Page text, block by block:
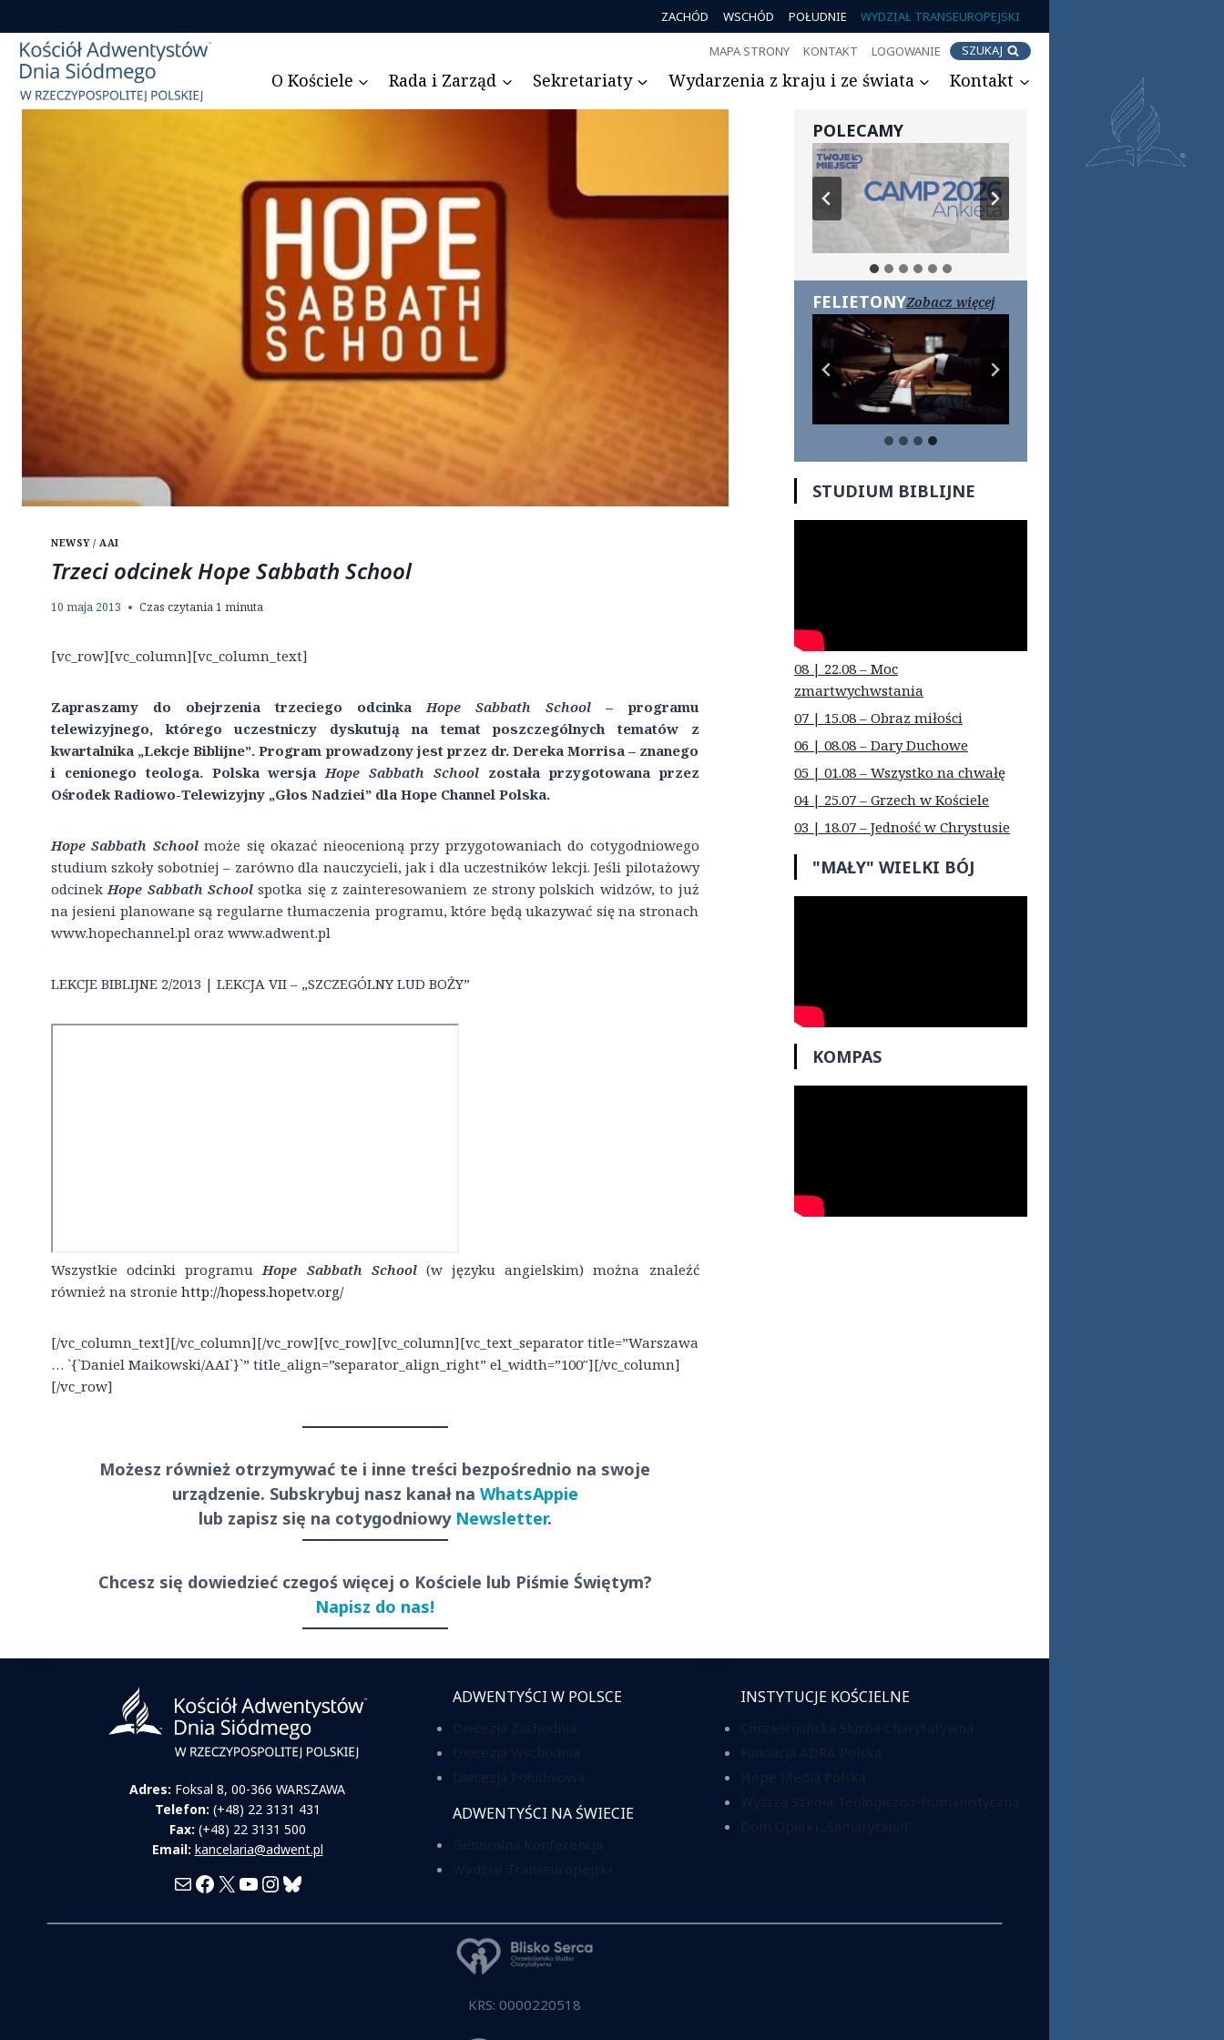
do
treści
ZACHÓD WSCHÓD POŁUDNIE WYDZIAŁ TRANSEUROPEJSKI
MAPA STRONY KONTAKT LOGOWANIE SZUKAJ
O Kościele Rada i Zarząd Sekretariaty Wydarzenia z kraju i ze świata Kontakt
NEWSY / AAI
Trzeci odcinek Hope Sabbath School
10 maja 2013 Czas czytania1 minuta
[vc_row][vc_column][vc_column_text]
Zapraszamy do obejrzenia trzeciego odcinkaHope Sabbath School – programu
telewizyjnego, którego uczestniczy dyskutują na temat poszczególnych tematów z
kwartalnika „Lekcje Biblijne”. Program prowadzony jest przez dr. Dereka Morrisa – znanego
i cenionego teologa. Polska wersjaHope Sabbath Schoolzostała przygotowana przez
Ośrodek Radiowo-Telewizyjny „Głos Nadziei” dla Hope Channel Polska.
Hope Sabbath Schoolmoże się okazać nieocenioną przy przygotowaniach do cotygodniowego
studium szkoły sobotniej – zarówno dla nauczycieli, jak i dla uczestników lekcji. Jeśli pilotażowy
odcinekHope Sabbath Schoolspotka się z zainteresowaniem ze strony polskich widzów, to już
na jesieni planowane są regularne tłumaczenia programu, które będą ukazywać się na stronach
www.hopechannel.pl oraz www.adwent.pl
LEKCJE BIBLIJNE 2/2013 | LEKCJA VII – „SZCZEGÓLNY LUD BOŻY”
Wszystkie odcinki programuHope Sabbath School(w języku angielskim) można znaleźć
również na stronie http://hopess.hopetv.org/
[/vc_column_text][/vc_column][/vc_row][vc_row][vc_column][vc_text_separator title=”Warszawa
… `{`Daniel Maikowski/AAI`}`” title_align=”separator_align_right” el_width=”100″][/vc_column]
[/vc_row]
Możesz również otrzymywać te i inne treści bezpośrednio na swoje
urządzenie. Subskrybuj nasz kanał na WhatsAppie
lub zapisz się na cotygodniowy Newsletter.
Chcesz się dowiedzieć czegoś więcej o Kościele lub Piśmie Świętym?
Napisz do nas!
POLECAMY
FELIETONYZobacz więcej
STUDIUM BIBLIJNE
08 | 22.08 – Moc
zmartwychwstania
07 | 15.08 – Obraz miłości
06 | 08.08 – Dary Duchowe
05 | 01.08 – Wszystko na chwałę
04 | 25.07 – Grzech w Kościele
03 | 18.07 – Jedność w Chrystusie
"MAŁY" WIELKI BÓJ
KOMPAS
Adres: Foksal 8, 00-366 WARSZAWA
Telefon: (+48) 22 3131 431
Fax: (+48) 22 3131 500
Email: kancelaria@adwent.pl
MailFacebook
X YouTube
Instagram
Bluesky
ADWENTYŚCI W POLSCE
ADWENTYŚCI NA ŚWIECIE
INSTYTUCJE KOŚCIELNE
KRS: 0000220518